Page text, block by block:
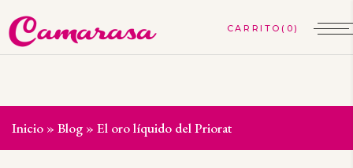
(0)
Inicio » Blog » El oro líquido del Priorat